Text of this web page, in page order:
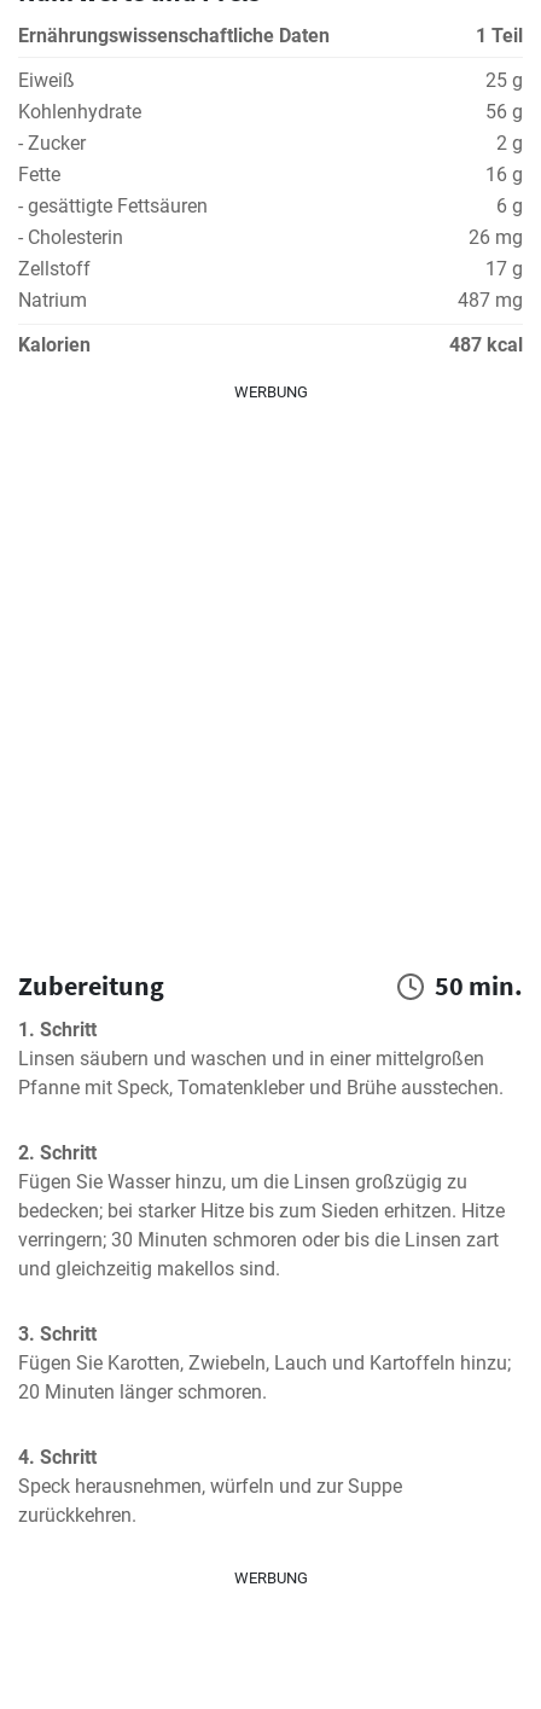
Ernährungswissenschaftliche Daten
1 Teil
Eiweiß
25 g
Kohlenhydrate
56 g
- Zucker
2 g
Fette
16 g
- gesättigte Fettsäuren
6 g
- Cholesterin
26 mg
Zellstoff
17 g
Natrium
487 mg
Kalorien
487 kcal
WERBUNG
Zubereitung 50 min.
1. Schritt
Linsen säubern und waschen und in einer mittelgroßen
Pfanne mit Speck, Tomatenkleber und Brühe ausstechen.
2. Schritt
Fügen Sie Wasser hinzu, um die Linsen großzügig zu
bedecken; bei starker Hitze bis zum Sieden erhitzen. Hitze
verringern; 30 Minuten schmoren oder bis die Linsen zart
und gleichzeitig makellos sind.
3. Schritt
Fügen Sie Karotten, Zwiebeln, Lauch und Kartoffeln hinzu;
20 Minuten länger schmoren.
4. Schritt
Speck herausnehmen, würfeln und zur Suppe
zurückkehren.
WERBUNG